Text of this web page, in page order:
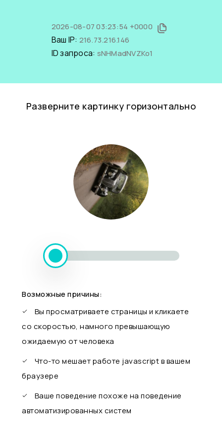
2026-08-07 03:23:54 +0000
Ваш IP: 216.73.216.146
ID запроса: sNHMadNVZKo1
Разверните картинку горизонтально
Возможные причины:
Вы просматриваете страницы и кликаете
со скоростью, намного превышающую
ожидаемую от человека
Что-то мешает работе javascript в вашем
браузере
Ваше поведение похоже на поведение
автоматизированных систем